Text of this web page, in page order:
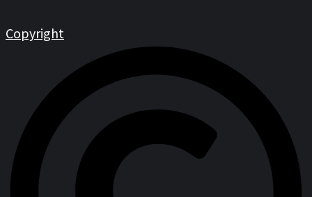
Copyright